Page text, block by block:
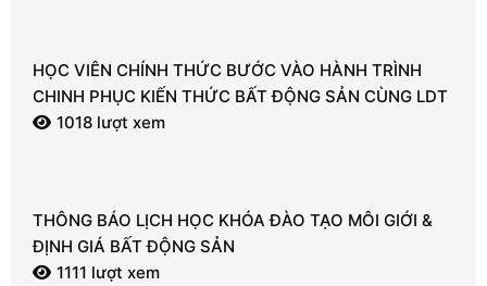
HỌC VIÊN CHÍNH THỨC BƯỚC VÀO HÀNH TRÌNH
CHINH PHỤC KIẾN THỨC BẤT ĐỘNG SẢN CÙNG LDT
1018 lượt xem
THÔNG BÁO LỊCH HỌC KHÓA ĐÀO TẠO MÔI GIỚI &
ĐỊNH GIÁ BẤT ĐỘNG SẢN
1111 lượt xem